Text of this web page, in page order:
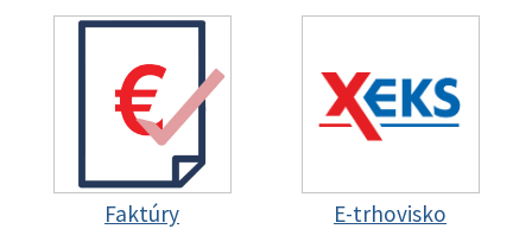
Faktúry E-trhovisko